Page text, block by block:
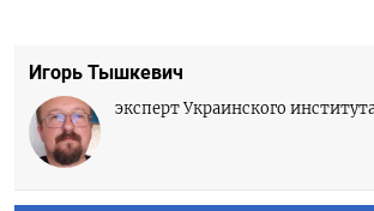
Игорь Тышкевич
эксперт Украинского